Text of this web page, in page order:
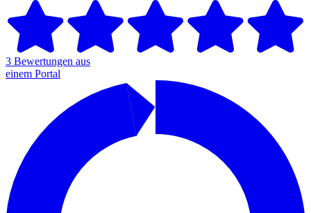
3 Bewertungen aus
einem Portal